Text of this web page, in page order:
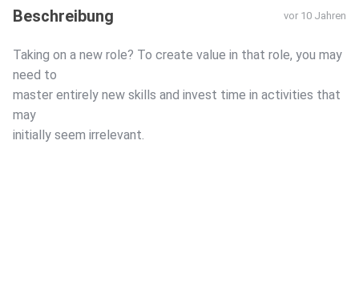
Beschreibung vor 10 Jahren
Taking on a new role? To create value in that role, you may
need to
master entirely new skills and invest time in activities that
may
initially seem irrelevant.